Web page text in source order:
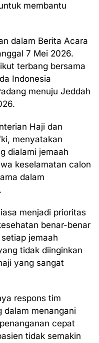
membantu
dalam Berita Acara
7 Mei 2026.
terbang bersama
Indonesia
menuju Jeddah
Haji dan
menyatakan
dialami jemaah
keselamatan calon
dalam
menjadi prioritas
benar-benar
jemaah
tidak diinginkan
yang sangat
respons tim
dalam menangani
cepat
tidak semakin